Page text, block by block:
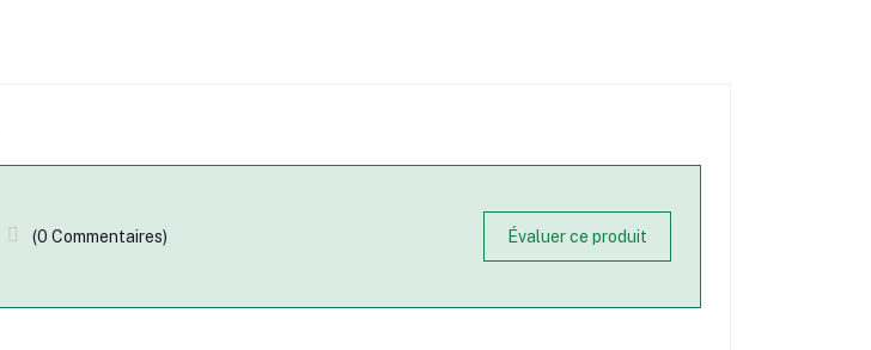
(0 Commentaires) Évaluer ce produit